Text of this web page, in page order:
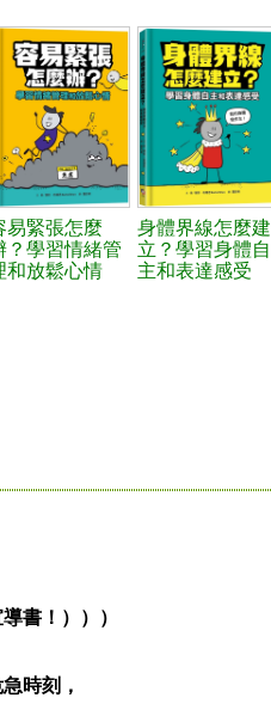
易緊張怎麼
？學習情緒管
和放鬆心情
身體界線怎麼建
立？學習身體自
主和表達感受
書！）））
時刻，